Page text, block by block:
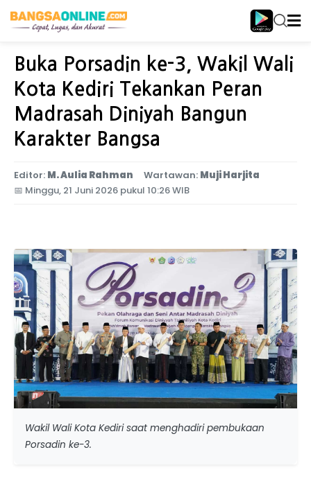
Home Jawa Timur
Buka Porsadin ke-3, Wakil Wali
Kota Kediri Tekankan Peran
Madrasah Diniyah Bangun
Karakter Bangsa
Editor: M. Aulia Rahman Wartawan: Muji Harjita
📅 Minggu, 21 Juni 2026 pukul 10:26 WIB
Wakil Wali Kota Kediri saat menghadiri pembukaan
Porsadin ke-3.